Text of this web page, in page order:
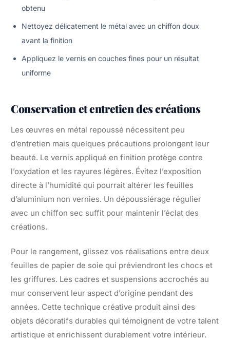
obtenu
Nettoyez délicatement le métal avec un chiffon doux
avant la finition
Appliquez le vernis en couches fines pour un résultat
uniforme
Conservation et entretien des créations
Les œuvres en métal repoussé nécessitent peu
d’entretien mais quelques précautions prolongent leur
beauté. Le vernis appliqué en finition protège contre
l’oxydation et les rayures légères. Évitez l’exposition
directe à l’humidité qui pourrait altérer les feuilles
d’aluminium non vernies. Un dépoussiérage régulier
avec un chiffon sec suffit pour maintenir l’éclat des
créations.
Pour le rangement, glissez vos réalisations entre deux
feuilles de papier de soie qui préviendront les chocs et
les griffures. Les cadres et suspensions accrochés au
mur conservent leur aspect d’origine pendant des
années. Cette technique créative produit ainsi des
objets décoratifs durables qui témoignent de votre talent
artistique et enrichissent durablement votre intérieur.